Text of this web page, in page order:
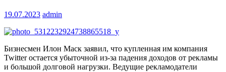
19.07.2023 admin
Бизнесмен Илон Маск заявил, что купленная им компания
Twitter остается убыточной из-за падения доходов от рекламы
и большой долговой нагрузки. Ведущие рекламодатели